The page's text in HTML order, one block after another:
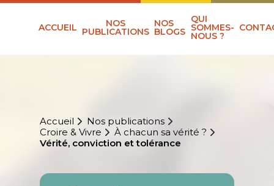
ACCUEIL NOS
PUBLICATIONS
NOS
BLOGS
QUI
SOMMES-
NOUS ?
Accueil
Nos publications
Croire & Vivre
À chacun sa vérité ?
Vérité, conviction et tolérance